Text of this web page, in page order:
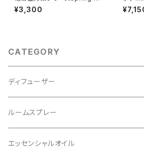
ーブティ―25パック
¥3,300
ギフトセ
CATEGORY
ディフューザー
レフィル
リフィル
ルームスプレー
エッセンシャルオイル